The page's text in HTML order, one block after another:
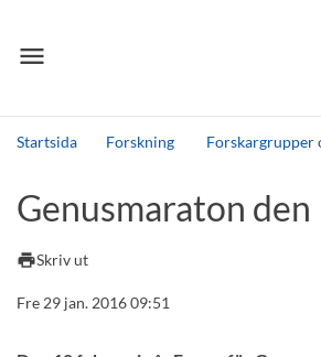
menu
Meny
Startsida Forskning Forskargrupper
Andra söktjänster
Detta är vår testmiljö - endast testdata
Genusmaraton
printSkriv ut
Fre 29 jan. 2016 09:51